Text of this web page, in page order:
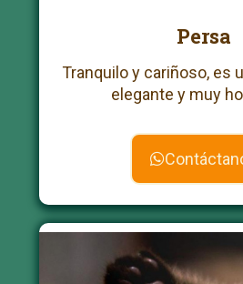
Persa
Tranquilo y cariñoso, es
elegante y muy